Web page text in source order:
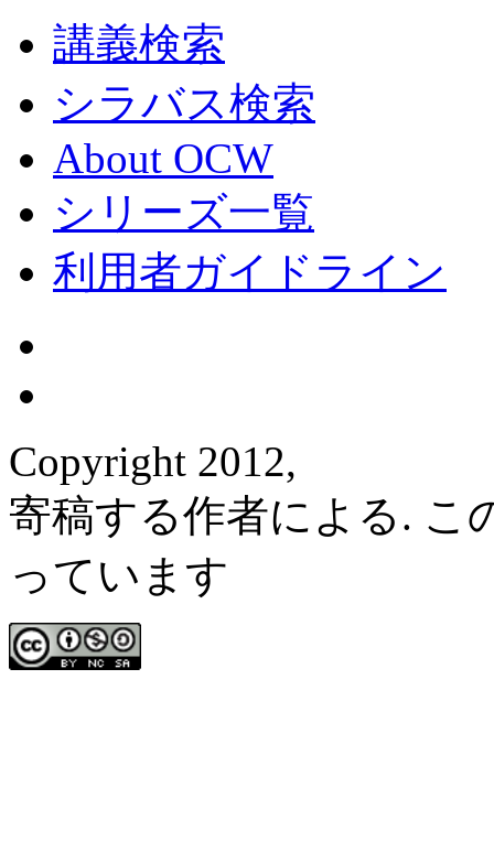
講義検索
シラバス検索
About OCW
シリーズ一覧
利用者ガイドライン
Copyright 2012,
寄稿する作者による. こ
っています